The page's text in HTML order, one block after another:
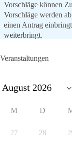
Vorschläge können
Vorschläge werden
einen Antrag
weiterbringt.
Ablehnung. Keine
Entscheidungen? 👇
#dieBasis
Veranstaltungen
M D
27 28